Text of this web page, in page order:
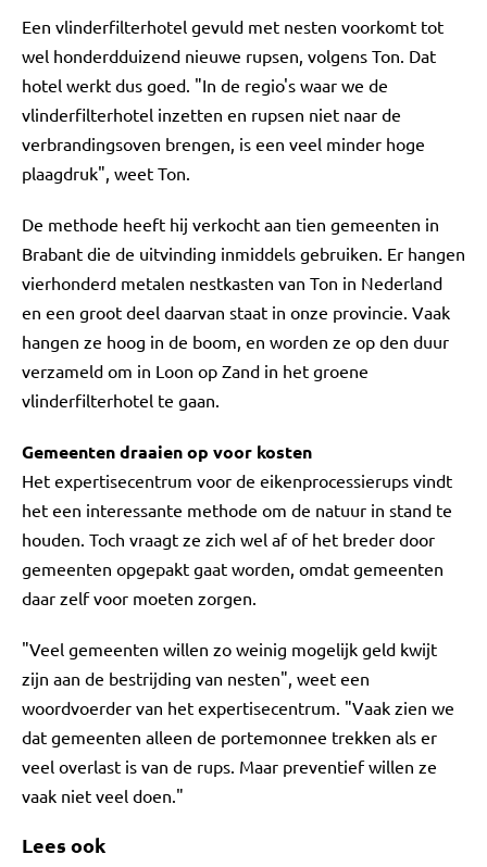
Een vlinderfilterhotel gevuld met nesten voorkomt tot
wel honderdduizend nieuwe rupsen, volgens Ton. Dat
hotel werkt dus goed. "In de regio's waar we de
vlinderfilterhotel inzetten en rupsen niet naar de
verbrandingsoven brengen, is een veel minder hoge
plaagdruk", weet Ton.
De methode heeft hij verkocht aan tien gemeenten in
Brabant die de uitvinding inmiddels gebruiken. Er hangen
vierhonderd metalen nestkasten van Ton in Nederland
en een groot deel daarvan staat in onze provincie. Vaak
hangen ze hoog in de boom, en worden ze op den duur
verzameld om in Loon op Zand in het groene
vlinderfilterhotel te gaan.
Gemeenten draaien op voor kosten
Het expertisecentrum voor de eikenprocessierups vindt
het een interessante methode om de natuur in stand te
houden. Toch vraagt ze zich wel af of het breder door
gemeenten opgepakt gaat worden, omdat gemeenten
daar zelf voor moeten zorgen.
"Veel gemeenten willen zo weinig mogelijk geld kwijt
zijn aan de bestrijding van nesten", weet een
woordvoerder van het expertisecentrum. "Vaak zien we
dat gemeenten alleen de portemonnee trekken als er
veel overlast is van de rups. Maar preventief willen ze
vaak niet veel doen."
Lees ook